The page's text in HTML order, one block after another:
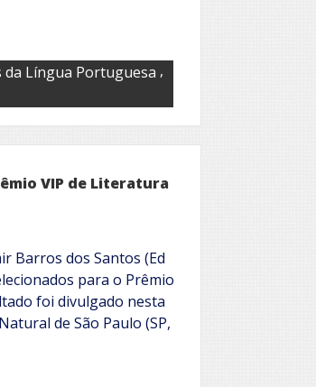
da Língua Portuguesa ,
VIP de Literatura
Barros dos Santos (Ed
para o Prêmio
foi divulgado nesta
de São Paulo (SP,